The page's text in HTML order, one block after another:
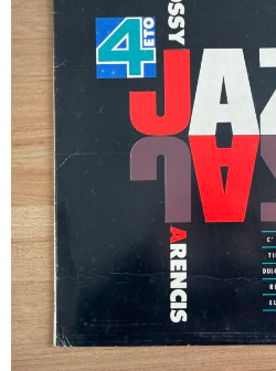
買取について
取り置きなどについて
Categories
New Arrivals
新譜
GG RECORD （当店のレーベル）
全商品
JAZZ-US